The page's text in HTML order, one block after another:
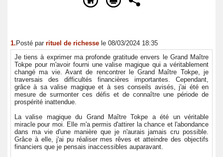
1. Posté par rituel de richesse le 08/03/2024 18:35
Je tiens à exprimer ma profonde gratitude envers le Grand Maître
Tokpe pour m'avoir fourni une valise magique qui a véritablement
changé ma vie. Avant de rencontrer le Grand Maître Tokpe, je
traversais des difficultés financières importantes. Cependant,
grâce à sa valise magique et à ses conseils avisés, j'ai été en
mesure de surmonter ces défis et de connaître une période de
prospérité inattendue.
La valise magique du Grand Maître Tokpe a été un véritable
miracle pour moi. Elle m'a permis d'attirer la chance et l'abondance
dans ma vie d'une manière que je n'aurais jamais cru possible.
Grâce à elle, j'ai pu réaliser mes rêves et atteindre des objectifs
financiers que je pensais inaccessibles auparavant.